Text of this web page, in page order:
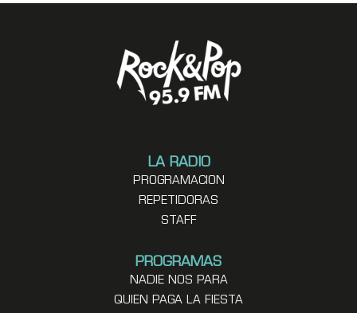
LA RADIO
PROGRAMACION
REPETIDORAS
STAFF
PROGRAMAS
NADIE NOS PARA
QUIEN PAGA LA FIESTA